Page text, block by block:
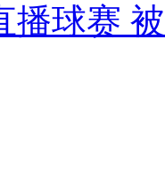
播球赛